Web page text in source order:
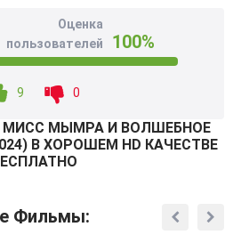
Оценка
пользователей
100%
9 0
МИСС МЫМРА И ВОЛШЕБНОЕ
В ХОРОШЕМ HD КАЧЕСТВЕ
Фильмы: